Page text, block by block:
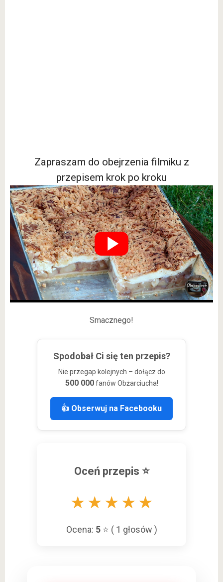
Zapraszam do obejrzenia filmiku z
przepisem krok po kroku
Smacznego!
Spodobał Ci się ten przepis?
Nie przegap kolejnych – dołącz do
500 000fanów Obżarciucha!
👍 Obserwuj na Facebooku
Oceń przepis ⭐
★ ★ ★ ★ ★
Ocena: 5⭐ ( 1 głosów )